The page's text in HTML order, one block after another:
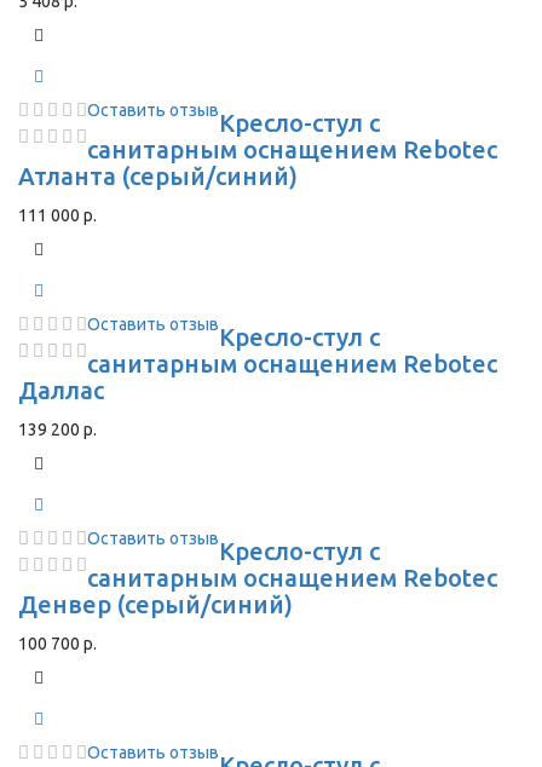
Оставить отзывКресло-стул с
санитарным оснащением Rebotec
Атланта (серый/синий)
111 000 р.
Оставить отзывКресло-стул с
санитарным оснащением Rebotec
Даллас
139 200 р.
Оставить отзывКресло-стул с
санитарным оснащением Rebotec
Денвер (серый/синий)
100 700 р.
Оставить отзыв